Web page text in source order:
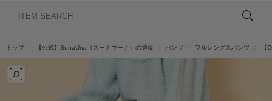
トップ 【公式】SunaUna（スーナウーナ）の通販 パンツ フルレングスパンツ 【